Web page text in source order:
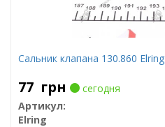
Сальник клапана 130.860 Elring
77 грн
сегодня
Артикул:
Elring